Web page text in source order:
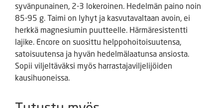
syvänpunainen, 2-3 lokeroinen. Hedelmän paino noin
85-95 g. Taimi on lyhyt ja kasvutavaltaan avoin, ei
herkkä magnesiumin puutteelle. Härmäresistentti
lajike. Encore on suosittu helppohoitoisuutensa,
satoisuutensa ja hyvän hedelmälaatunsa ansiosta.
Sopii viljeltäväksi myös harrastajaviljelijöiden
kausihuoneissa.